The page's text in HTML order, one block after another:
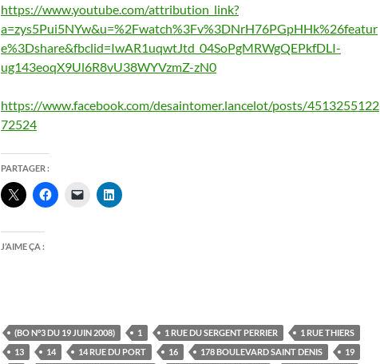
https://www.youtube.com/attribution_link?
a=zys5Pui5NYw&u=%2Fwatch%3Fv%3DNrH76PGpHHk%26featur
e%3Dshare&fbclid=IwAR1uqwtJtd_04SoPgMRWgQEPkfDLI-
ug143eoqX9Ul6R8vU38WYVzmZ-zN0
https://www.facebook.com/desaintomer.lancelot/posts/4513255122
72524
PARTAGER :
J’AIME ÇA :
(BO N°3 DU 19 JUIN 2008) 1 1 RUE DU SERGENT PERRIER
1 RUE THIERS
13
14 14 RUE DU PORT 16 178 BOULEVARD SAINT DENIS
19